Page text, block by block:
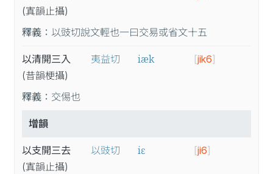
(寘韻止攝)
釋義： 以豉切說文輕也一曰交易或省文十五
以清開三入
(昔韻梗攝)
夷益切 iæk [jik6]
釋義： 交㑥也
增韻
以支開三去
(寘韻止攝)
以豉切 iɛ [ji6]